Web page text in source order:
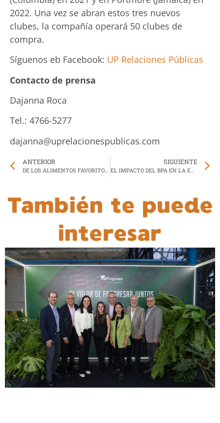
2022. Una vez se abran estos tres nuevos
clubes, la compañía operará 50 clubes de
compra.
Síguenos eb Facebook: UP Relaciones Públicas
Contacto de prensa
Dajanna Roca
Tel.: 4766-5277
dajanna@uprelacionespublicas.com
ANTERIOR
DE LOS ALIMENTOS FAVORITOS DE LOS NIÑOS, LA PASTA
SIGUIENTE
EL IMPACTO DEL BPA EN LA ENFERMEDAD RENAL CRÓNICA
También te puede
interesar